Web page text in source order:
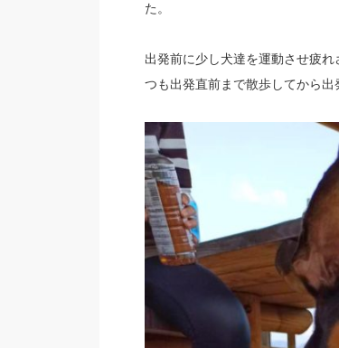
た。
出発前に少し犬達を運動させ疲
つも出発直前まで散歩してから出